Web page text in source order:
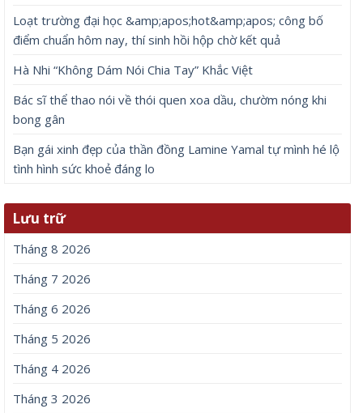
Loạt trường đại học &amp;apos;hot&amp;apos; công bố
điểm chuẩn hôm nay, thí sinh hồi hộp chờ kết quả
Hà Nhi “Không Dám Nói Chia Tay” Khắc Việt
Bác sĩ thể thao nói về thói quen xoa dầu, chườm nóng khi
bong gân
Bạn gái xinh đẹp của thần đồng Lamine Yamal tự mình hé lộ
tình hình sức khoẻ đáng lo
Lưu trữ
Tháng 8 2026
Tháng 7 2026
Tháng 6 2026
Tháng 5 2026
Tháng 4 2026
Tháng 3 2026